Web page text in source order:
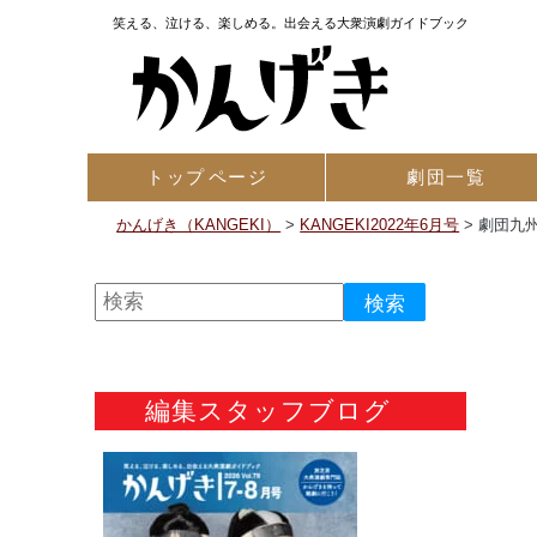
笑える、泣ける、楽しめる。出会える大衆演劇ガイドブック
トップページ 劇団一覧
かんげき（KANGEKI） > KANGEKI2022年6月号 >劇団九
編集スタッフブログ